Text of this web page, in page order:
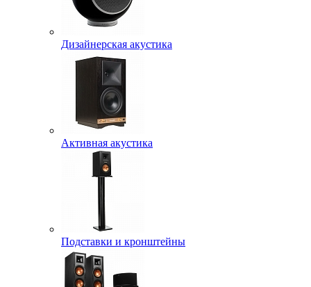
Дизайнерская акустика
Активная акустика
Подставки и кронштейны